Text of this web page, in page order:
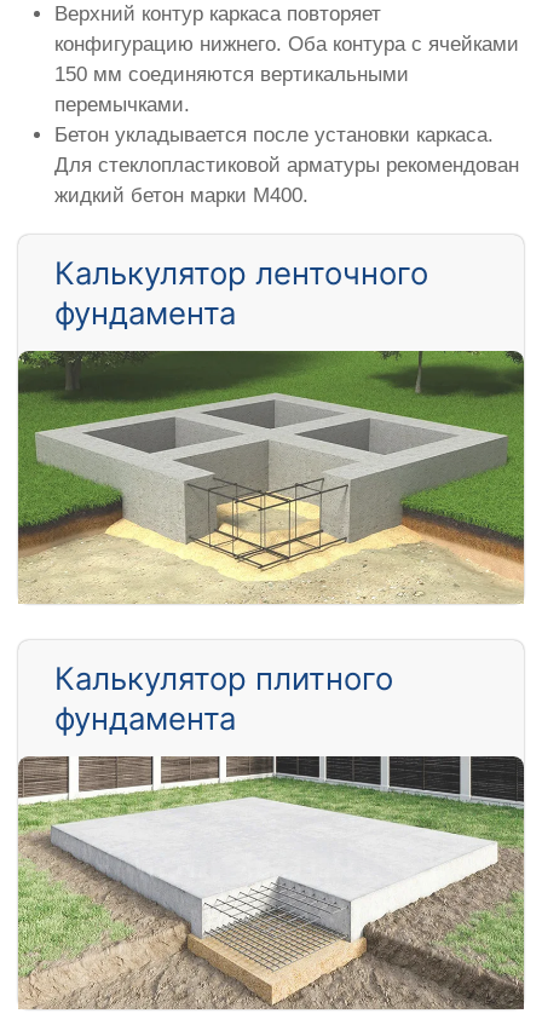
Верхний контур каркаса повторяет
конфигурацию нижнего. Оба контура с ячейками
150 мм соединяются вертикальными
перемычками.
Бетон укладывается после установки каркаса.
Для стеклопластиковой арматуры рекомендован
жидкий бетон марки М400.
Калькулятор ленточного
фундамента
Калькулятор плитного
фундамента